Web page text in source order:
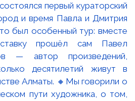
первый кураторский
и время Павла и Дмитрия
был особенный тур: вместе
прошёл сам Павел
— автор произведений,
десятилетий живут в
Алматы. 🔸Мы говорили о
пути художника, о том,